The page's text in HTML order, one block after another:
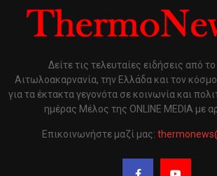
Δείτε τις τελευταίες ειδήσεις από
Αιτωλοακαρνανία, την Ελλάδα και τον
για τα έκτακτα γεγονότα σε κοινωνία και
ημέρας Μέλος της ONLINE MEDIA με
Επικοινωνήστε μαζί μας: